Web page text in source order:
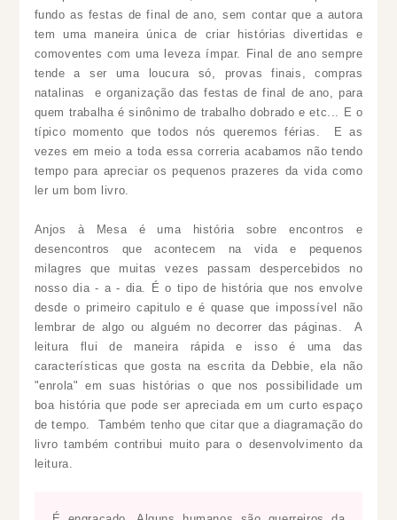
fundo as festas de final de ano, sem contar que a autora
tem uma maneira única de criar histórias divertidas e
comoventes com uma leveza ímpar. Final de ano sempre
tende a ser uma loucura só, provas finais, compras
natalinas e organização das festas de final de ano, para
quem trabalha é sinônimo de trabalho dobrado e etc... E o
típico momento que todos nós queremos férias. E as
vezes em meio a toda essa correria acabamos não tendo
tempo para apreciar os pequenos prazeres da vida como
ler um bom livro.
Anjos à Mesa é uma história sobre encontros e
desencontros que acontecem na vida e pequenos
milagres que muitas vezes passam despercebidos no
nosso dia - a - dia. É o tipo de história que nos envolve
desde o primeiro capitulo e é quase que impossível não
lembrar de algo ou alguém no decorrer das páginas. A
leitura flui de maneira rápida e isso é uma das
características que gosta na escrita da Debbie, ela não
"enrola" em suas histórias o que nos possibilidade um
boa história que pode ser apreciada em um curto espaço
de tempo. Também tenho que citar que a diagramação do
livro também contribui muito para o desenvolvimento da
leitura.